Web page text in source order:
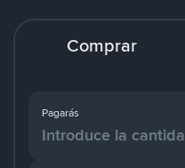
Comprar
Pagarás